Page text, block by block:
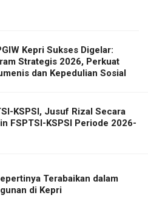
Kepri Sukses Digelar:
Strategis 2026, Perkuat
dan Kepedulian Sosial
KSPSI, Jusuf Rizal Secara
FSPTSI-KSPSI Periode 2026-
Terabaikan dalam
di Kepri